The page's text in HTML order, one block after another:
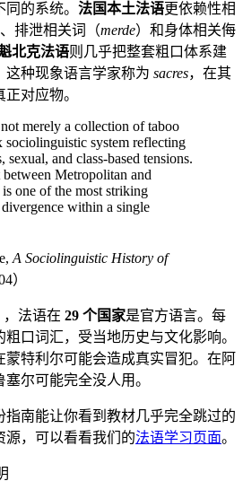
的系统。 法国本土法语更依赖性相
排泄相关词（merde）和身体相关侮
北克法语则几乎把整套粗口体系建
这种现象语言学家称为 sacres，在其
对应物。
merely a collection of taboo
sociolinguistic system reflecting
sexual, and class-based tensions.
Metropolitan and
one of the most striking
within a single
A Sociolinguistic History of
）
，法语在 29 个国家是官方语言。每
口词汇，受当地历史与文化影响。
特利尔可能会造成真实冒犯。在阿
尔可能完全没人用。
南能让你看到教材几乎完全跳过的
源，可以看看我们的法语学习页面。